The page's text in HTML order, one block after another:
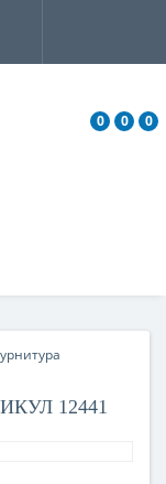
0 0 0
12441